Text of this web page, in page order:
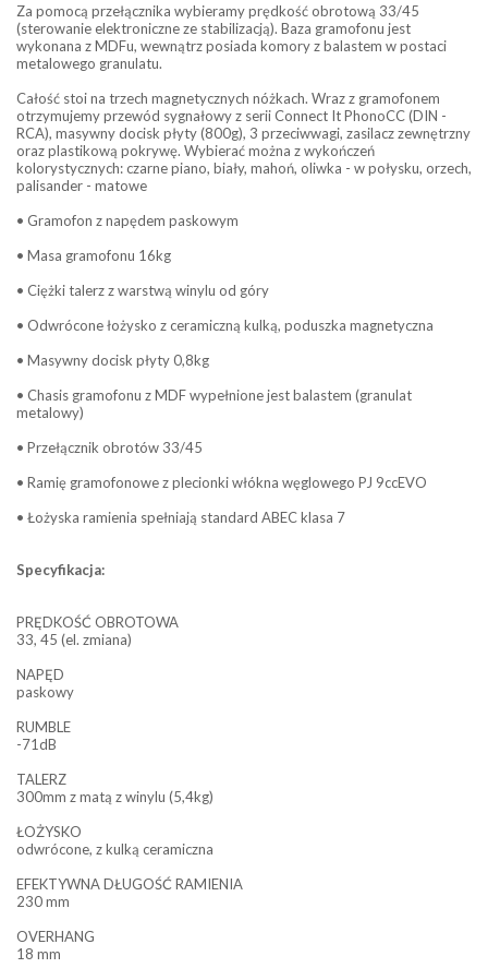
Za pomocą przełącznika wybieramy prędkość obrotową 33/45
(sterowanie elektroniczne ze stabilizacją). Baza gramofonu jest
wykonana z MDFu, wewnątrz posiada komory z balastem w postaci
metalowego granulatu.
Całość stoi na trzech magnetycznych nóżkach. Wraz z gramofonem
otrzymujemy przewód sygnałowy z serii Connect It PhonoCC (DIN -
RCA), masywny docisk płyty (800g), 3 przeciwwagi, zasilacz zewnętrzny
oraz plastikową pokrywę. Wybierać można z wykończeń
kolorystycznych: czarne piano, biały, mahoń, oliwka - w połysku, orzech,
palisander - matowe
• Gramofon z napędem paskowym
• Masa gramofonu 16kg
• Ciężki talerz z warstwą winylu od góry
• Odwrócone łożysko z ceramiczną kulką, poduszka magnetyczna
• Masywny docisk płyty 0,8kg
• Chasis gramofonu z MDF wypełnione jest balastem (granulat
metalowy)
• Przełącznik obrotów 33/45
• Ramię gramofonowe z plecionki włókna węglowego PJ 9ccEVO
• Łożyska ramienia spełniają standard ABEC klasa 7
Specyfikacja:
PRĘDKOŚĆ OBROTOWA
33, 45 (el. zmiana)
NAPĘD
paskowy
RUMBLE
-71dB
TALERZ
300mm z matą z winylu (5,4kg)
ŁOŻYSKO
odwrócone, z kulką ceramiczna
EFEKTYWNA DŁUGOŚĆ RAMIENIA
230 mm
OVERHANG
18 mm